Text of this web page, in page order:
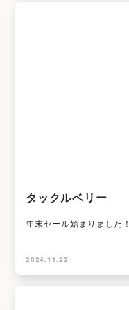
タックルベリー
年末セール始まりました！
2024.11.22